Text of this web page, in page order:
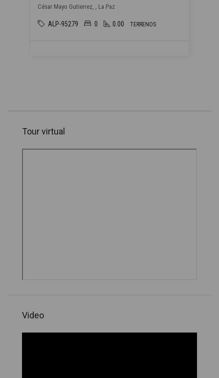
César Mayo Gutierrez, , La Paz
ALP-95279 0 0.00 TERRENOS
Tour virtual
Video